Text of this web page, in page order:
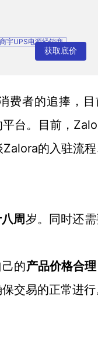
商宇UPS电源经销商
获取底价
费者的追捧，目
台。目前，
Zalora的入驻流
周岁。同时还
的产品价格合理
交易的正常进行